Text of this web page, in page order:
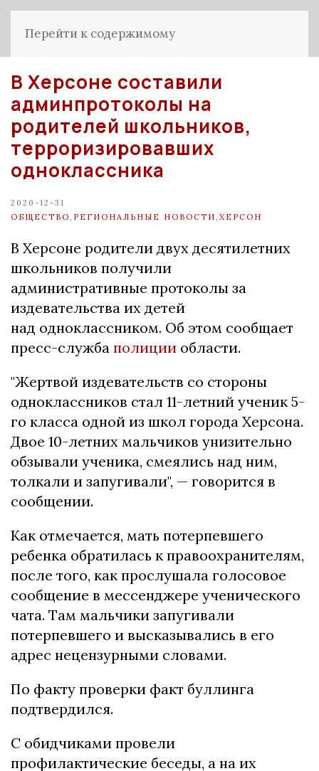
Перейти к содержимому
В Херсоне составили
админпротоколы на
родителей школьников,
терроризировавших
одноклассника
2020-12-31
ОБЩЕСТВО РЕГИОНАЛЬНЫЕ НОВОСТИ ХЕРСОН
В Херсоне родители двух десятилетних
школьников получили
административные протоколы за
издевательства их детей
над одноклассником. Об этом сообщает
пресс-служба полиции области.
"Жертвой издевательств со стороны
одноклассников стал 11-летний ученик 5-
го класса одной из школ города Херсона.
Двое 10-летних мальчиков унизительно
обзывали ученика, смеялись над ним,
толкали и запугивали", — говорится в
сообщении.
Как отмечается, мать потерпевшего
ребенка обратилась к правоохранителям,
после того, как прослушала голосовое
сообщение в мессенджере ученического
чата. Там мальчики запугивали
потерпевшего и высказывались в его
адрес нецензурными словами.
По факту проверки факт буллинга
подтвердился.
С обидчиками провели
профилактические беседы, а на их